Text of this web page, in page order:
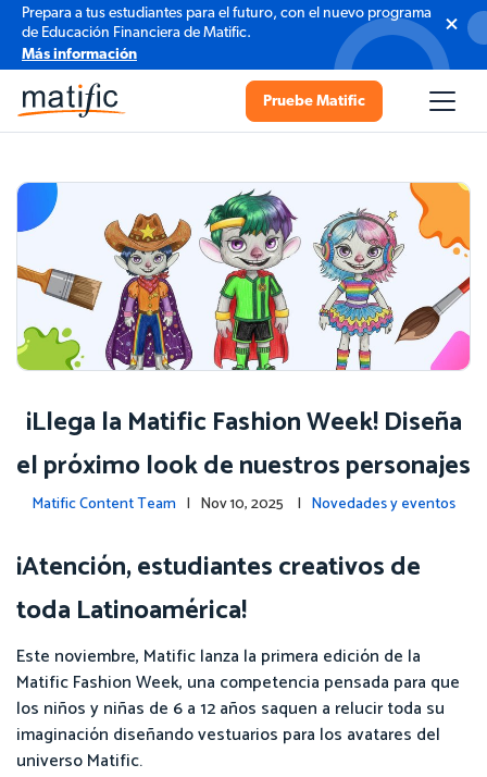
Prepara a tus estudiantes para el futuro, con el nuevo programa
de Educación Financiera de Matific.
Más información
Pruebe Matific
¡Llega la Matific Fashion Week! Diseña
el próximo look de nuestros personajes
Matific Content Team | Nov 10, 2025 | Novedades y eventos
¡Atención, estudiantes creativos de
toda Latinoamérica!
Este noviembre, Matific lanza la primera edición de la
Matific Fashion Week, una competencia pensada para que
los niños y niñas de 6 a 12 años saquen a relucir toda su
imaginación diseñando vestuarios para los avatares del
universo Matific.